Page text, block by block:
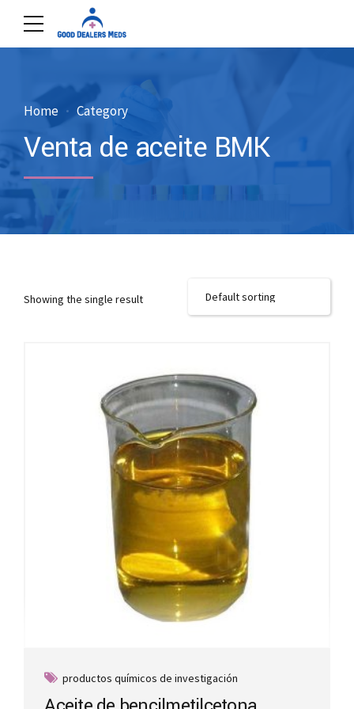
Home Category
Venta de aceite BMK
Showing the single result
productos químicos de investigación